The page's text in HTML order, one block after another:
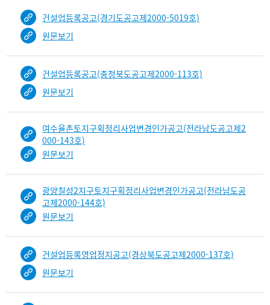
건설업등록공고(경기도공고제2000-5019호)
원문보기
건설업등록공고(충청북도공고제2000-113호)
원문보기
여수율촌토지구획정리사업변경인가공고(전라남도공고제2
000-143호)
원문보기
광양칠성2지구토지구획정리사업변경인가공고(전라남도공
고제2000-144호)
원문보기
건설업등록영업정지공고(경상북도공고제2000-137호)
원문보기